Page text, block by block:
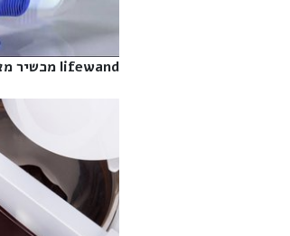
lifewand מכשיר מציל מחנק‎